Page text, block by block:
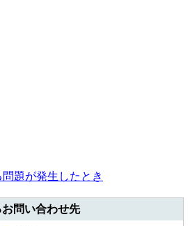
題が発生したとき
問い合わせ先